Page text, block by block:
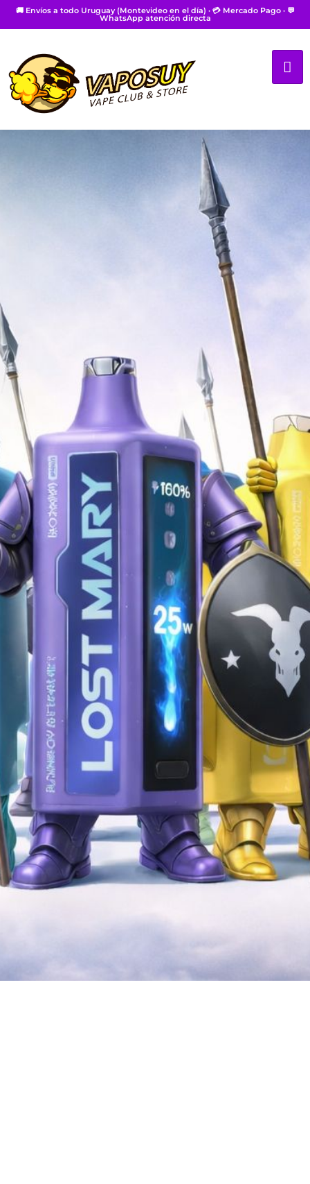
🚚 Envíos a todo Uruguay (Montevideo en el día) · 💳 Mercado Pago · 💬
WhatsApp atención directa